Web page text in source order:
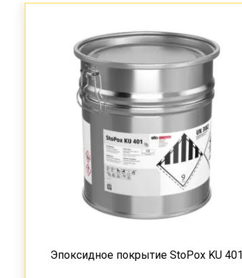
Эпоксидное покрытие StoPox KU 401